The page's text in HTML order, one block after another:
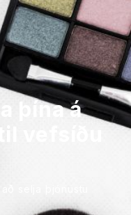
þína á
vefsíðu
selja þjónustu